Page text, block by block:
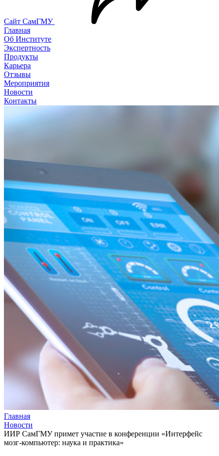
Сайт СамГМУ
Главная
Об Институте
Экспертность
Продукты
Карьера
Отзывы
Мероприятия
Новости
Контакты
Главная
Новости
ИИР СамГМУ примет участие в конференции «Интерфейс
мозг-компьютер: наука и практика»